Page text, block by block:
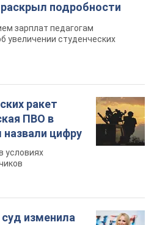
подробности
зарплат педагогам
увеличении студенческих
ракет
ПВО в
цифру
условиях
суд изменила